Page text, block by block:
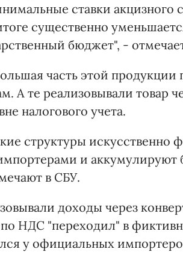
ставки акцизного
существенно
бюджет", -
часть этой продукции
А те реализовывали товар
налогового учета.
структуры искусственно
и
в СБУ.
доходы через
НДС "переходил" в
у официальных